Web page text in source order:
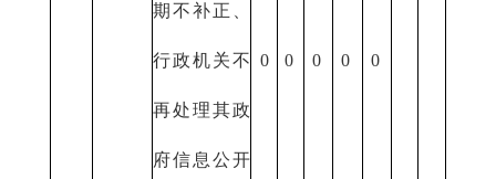
期不补正、
行政机关不
再处理其政
府信息公开
0 0 0 0 0